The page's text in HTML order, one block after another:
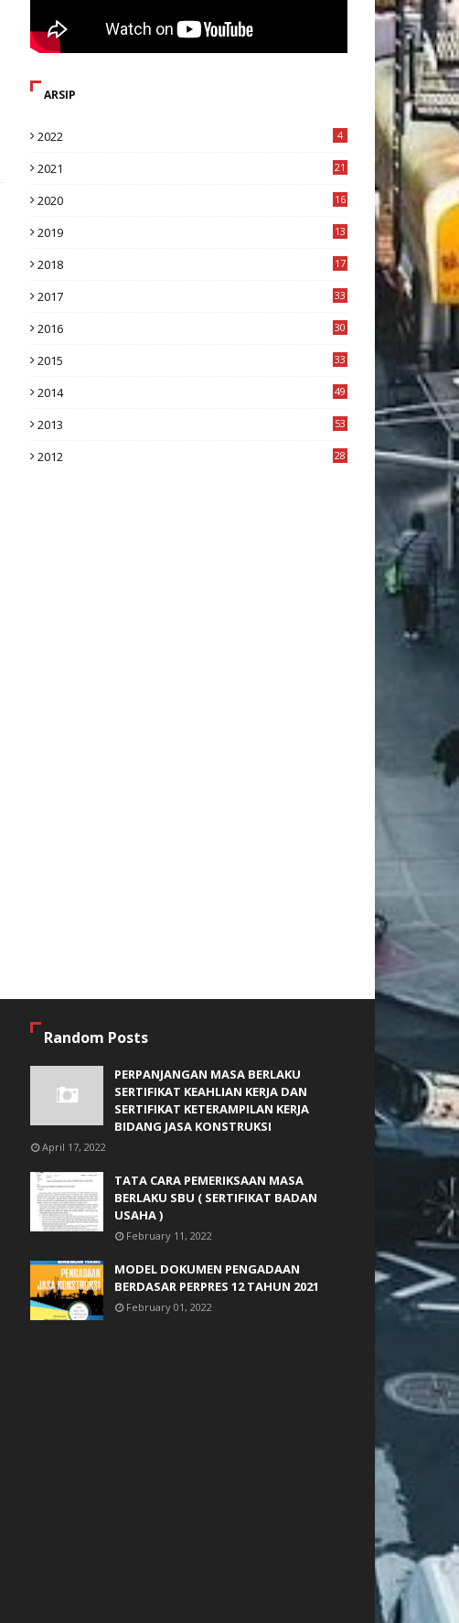
ARSIP
2022 4
2021 21
2020
16
2019
13
2018
17
2017
33
2016
30
2015
33
2014
49
2013
53
2012
28
Random Posts
PERPANJANGAN MASA BERLAKU
SERTIFIKAT KEAHLIAN KERJA DAN
SERTIFIKAT KETERAMPILAN KERJA
BIDANG JASA KONSTRUKSI
April 17, 2022
TATA CARA PEMERIKSAAN MASA
BERLAKU SBU ( SERTIFIKAT BADAN
USAHA )
February 11, 2022
MODEL DOKUMEN PENGADAAN
BERDASAR PERPRES 12 TAHUN 2021
February 01, 2022